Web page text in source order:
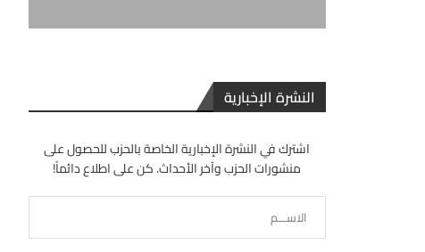
النشرة الإخبارية
اشترك في النشرة الإخبارية الخاصة بالحزب للحصول على
منشورات الحزب وآخر الأحداث. كن على اطلاع دائماً!